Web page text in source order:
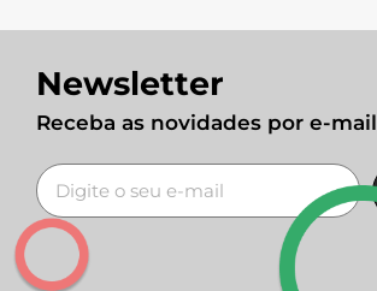
Newsletter
Receba as novidades por e-mail